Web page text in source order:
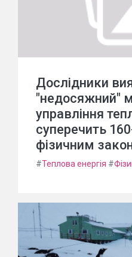
Дослідники
"недосяжний"
управління
суперечить
фізичним
#Теплова енергія #